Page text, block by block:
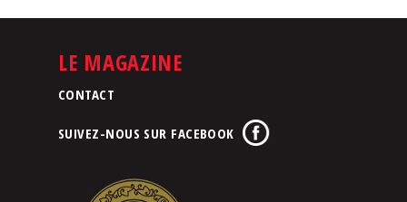
LE MAGAZINE
CONTACT
SUIVEZ-NOUS SUR FACEBOOK